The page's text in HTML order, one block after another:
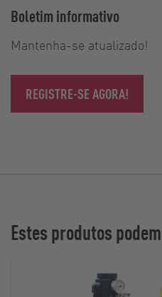
Boletim informativo
Mantenha-se atualizado!
REGISTRE-SE AGORA!
Estes produtos